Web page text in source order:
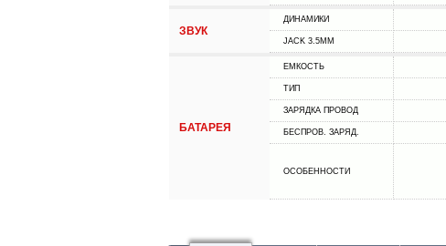
ЗВУК
ДИНАМИКИ
JACK 3.5MM
БАТАРЕЯ
ЕМКОСТЬ
ТИП
ЗАРЯДКА ПРОВОД
БЕСПРОВ. ЗАРЯД.
ОСОБЕННОСТИ